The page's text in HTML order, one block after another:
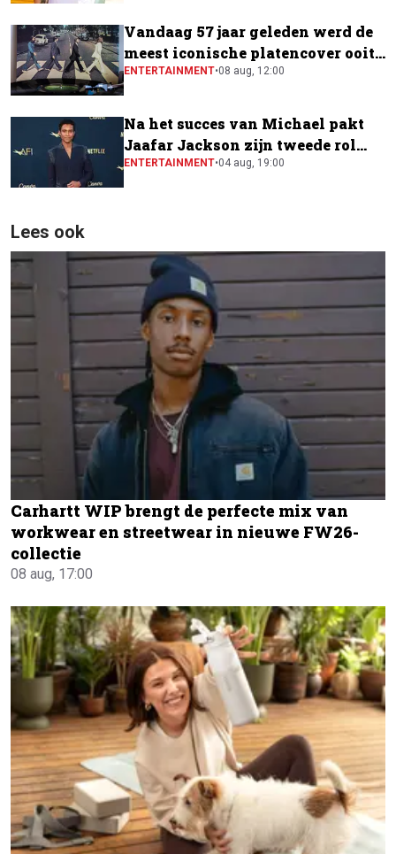
Vandaag 57 jaar geleden werd de
meest iconische platencover ooit
gemaakt
ENTERTAINMENT•08 aug, 12:00
Na het succes van Michael pakt
Jaafar Jackson zijn tweede rol
naast Will Smith
ENTERTAINMENT•04 aug, 19:00
Lees ook
Carhartt WIP brengt de perfecte mix van
workwear en streetwear in nieuwe FW26-
collectie
08 aug, 17:00